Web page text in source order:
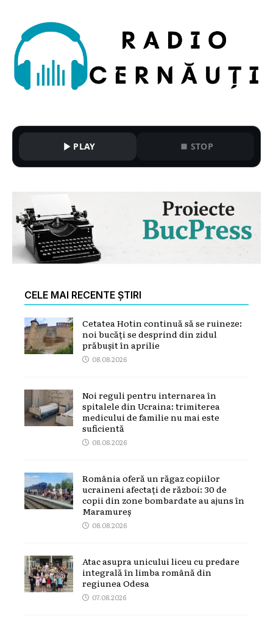
PLAY STOP
CELE MAI RECENTE ȘTIRI
Cetatea Hotin continuă să se ruineze:
noi bucăți se desprind din zidul
prăbușit în aprilie
08.08.2026
Noi reguli pentru internarea în
spitalele din Ucraina: trimiterea
medicului de familie nu mai este
suficientă
08.08.2026
România oferă un răgaz copiilor
ucraineni afectați de război: 30 de
copii din zone bombardate au ajuns în
Maramureș
08.08.2026
Atac asupra unicului liceu cu predare
integrală în limba română din
regiunea Odesa
07.08.2026